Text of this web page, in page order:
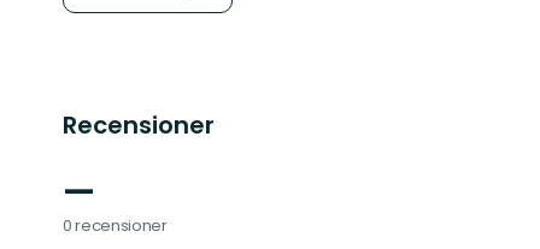
Recensioner
—
0 recensioner